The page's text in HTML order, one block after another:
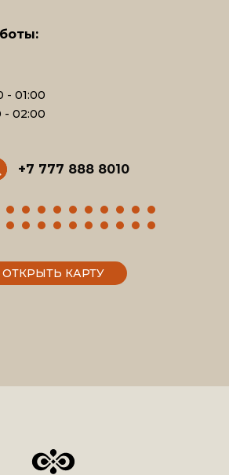
- 01:00
- 02:00
+7 777 888 8010
ОТКРЫТЬ КАРТУ